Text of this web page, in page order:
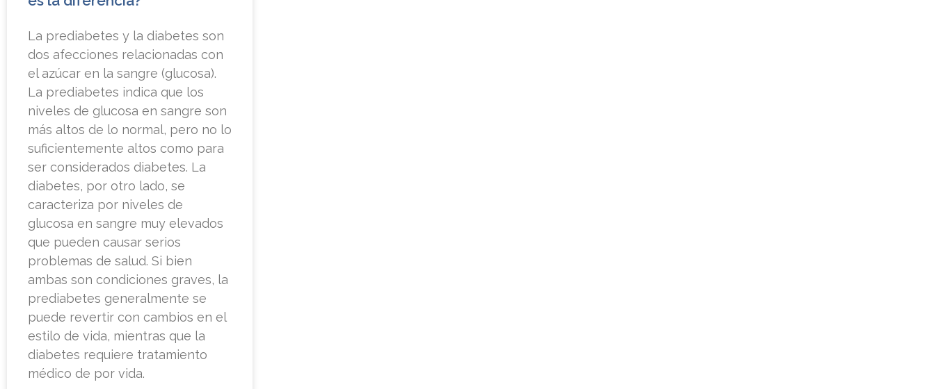
La prediabetes y la diabetes son
dos afecciones relacionadas con
el azúcar en la sangre (glucosa).
La prediabetes indica que los
niveles de glucosa en sangre son
más altos de lo normal, pero no lo
suficientemente altos como para
ser considerados diabetes. La
diabetes, por otro lado, se
caracteriza por niveles de
glucosa en sangre muy elevados
que pueden causar serios
problemas de salud. Si bien
ambas son condiciones graves, la
prediabetes generalmente se
puede revertir con cambios en el
estilo de vida, mientras que la
diabetes requiere tratamiento
médico de por vida.